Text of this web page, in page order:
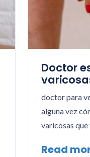
Doctor
doctor para
alguna vez
varicosas
Read